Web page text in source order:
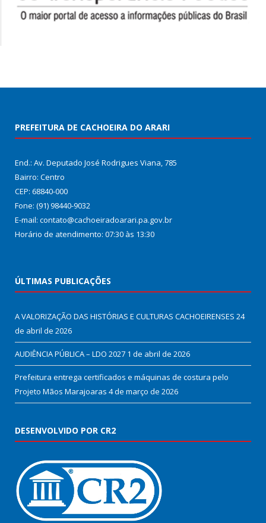
PREFEITURA DE CACHOEIRA DO ARARI
End.: Av. Deputado José Rodrigues Viana, 785
Bairro: Centro
CEP: 68840-000
Fone: (91) 98440-9032
E-mail: contato@cachoeiradoarari.pa.gov.br
Horário de atendimento: 07:30 às 13:30
ÚLTIMAS PUBLICAÇÕES
A VALORIZAÇÃO DAS HISTÓRIAS E CULTURAS CACHOEIRENSES 24
de abril de 2026
AUDIÊNCIA PÚBLICA – LDO 2027 1 de abril de 2026
Prefeitura entrega certificados e máquinas de costura pelo
Projeto Mãos Marajoaras 4 de março de 2026
DESENVOLVIDO POR CR2